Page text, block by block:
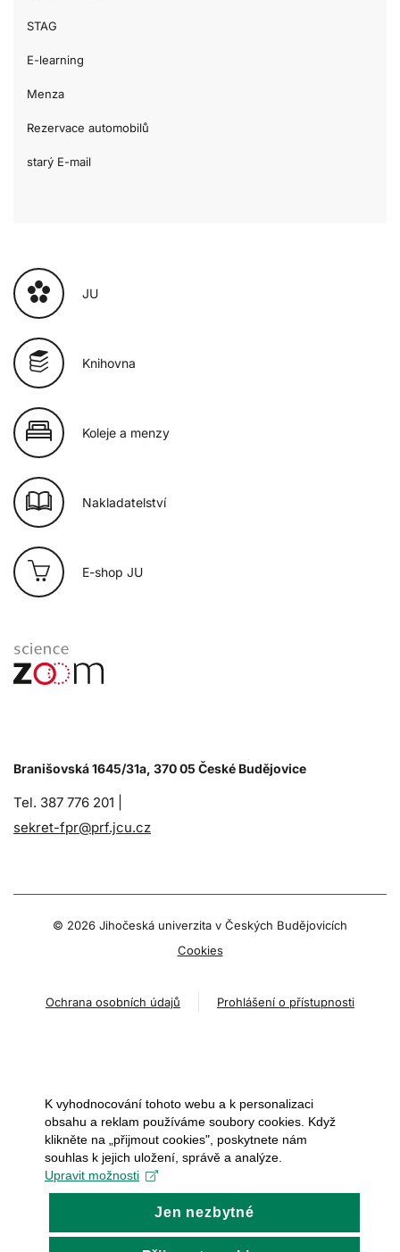
STAG
E-learning
Menza
Rezervace automobilů
starý E-mail
JU
Knihovna
Koleje a menzy
Nakladatelství
E-shop JU
Branišovská 1645/31a, 370 05 České Budějovice
Tel. 387 776 201 |
sekret-fpr@prf.jcu.cz
© 2026 Jihočeská univerzita v Českých Budějovicích
Cookies
Ochrana osobních údajů Prohlášení o přístupnosti
K vyhodnocování tohoto webu a k personalizaci
obsahu a reklam používáme soubory cookies. Když
klikněte na „přijmout cookies", poskytnete nám
souhlas k jejich uložení, správě a analýze.
Upravit možnosti
Jen nezbytné